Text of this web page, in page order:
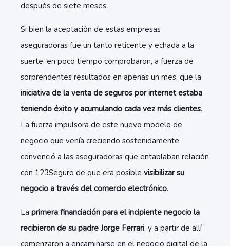
después de siete meses.
Si bien la aceptación de estas empresas
aseguradoras fue un tanto reticente y echada a la
suerte, en poco tiempo comprobaron, a fuerza de
sorprendentes resultados en apenas un mes, que la
iniciativa de la venta de seguros por internet estaba
teniendo éxito y acumulando cada vez más clientes.
La fuerza impulsora de este nuevo modelo de
negocio que venía creciendo sostenidamente
convenció a las aseguradoras que entablaban relación
con 123Seguro de que era posible visibilizar su
negocio a través del comercio electrónico.
La primera financiación para el incipiente negocio la
recibieron de su padre Jorge Ferrari, y a partir de allí
comenzaron a encaminarse en el negocio digital de la